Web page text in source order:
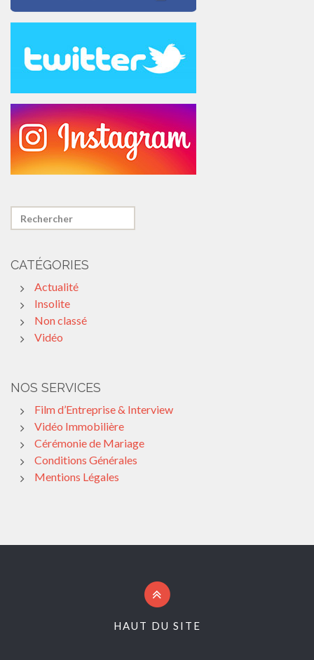
CATÉGORIES
Actualité
Insolite
Non classé
Vidéo
NOS SERVICES
Film d’Entreprise & Interview
Vidéo Immobilière
Cérémonie de Mariage
Conditions Générales
Mentions Légales
HAUT DU SITE